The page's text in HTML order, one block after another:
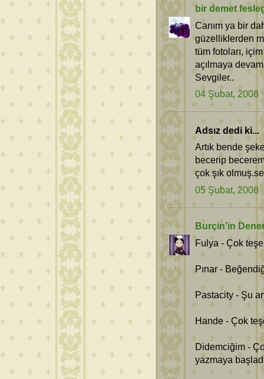
bir demet
Canım ya bir
güzelliklerden
tüm fotoları,
açılmaya
Sevgiler..
04 Şubat, 2008
Adsız dedi ki...
Artık bende
becerip
çok şık
05 Şubat, 2008
Burçin'in
Fulya - Çok
Pınar -
Pastacity - Şu
Hande - Çok
Didemciğim -
yazmaya